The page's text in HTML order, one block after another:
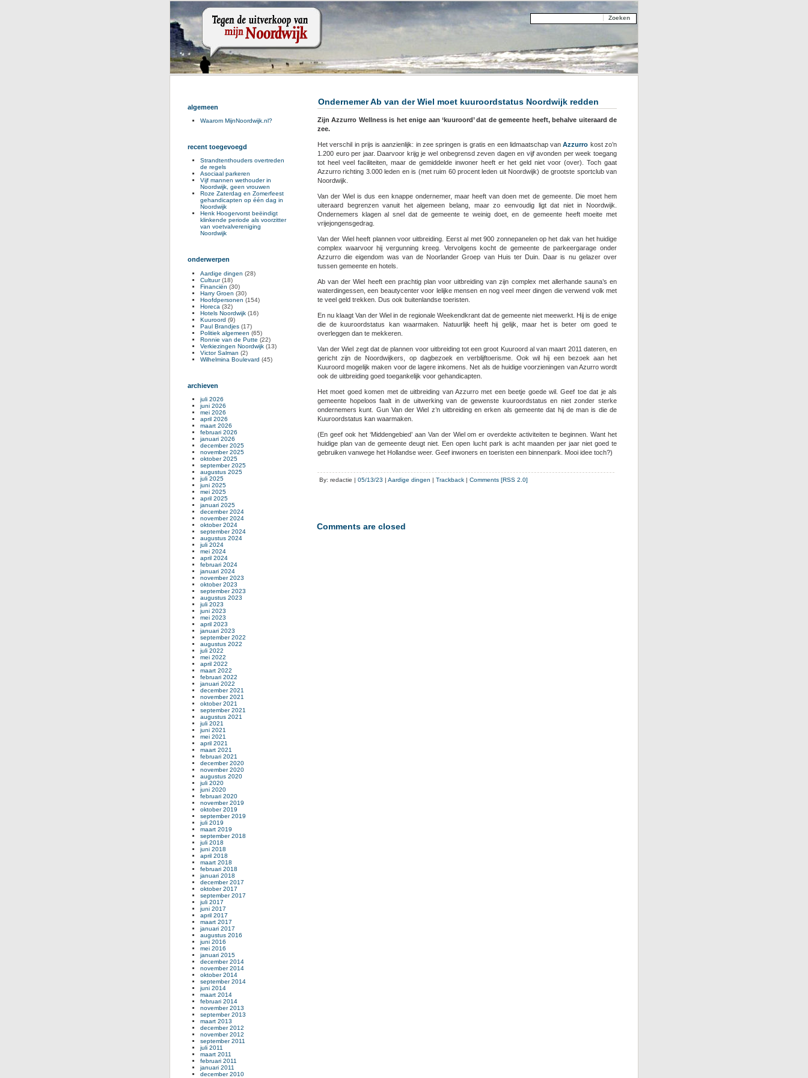
Ondernemer Ab van der Wiel moet kuuroordstatus Noordwijk redden
Zijn Azzurro Wellness is het enige aan ‘kuuroord’ dat de gemeente heeft, behalve uiteraard de
zee.
Het verschil in prijs is aanzienlijk: in zee springen is gratis en een lidmaatschap vanAzzurro kost zo’n
1.200 euro per jaar. Daarvoor krijg je wel onbegrensd zeven dagen en vijf avonden per week toegang
tot heel veel faciliteiten, maar de gemiddelde inwoner heeft er het geld niet voor (over). Toch gaat
Azzurro richting 3.000 leden en is (met ruim 60 procent leden uit Noordwijk) de grootste sportclub van
Noordwijk.
Van der Wiel is dus een knappe ondernemer, maar heeft van doen met de gemeente. Die moet hem
uiteraard begrenzen vanuit het algemeen belang, maar zo eenvoudig ligt dat niet in Noordwijk.
Ondernemers klagen al snel dat de gemeente te weinig doet, en de gemeente heeft moeite met
vrijejongensgedrag.
Van der Wiel heeft plannen voor uitbreiding. Eerst al met 900 zonnepanelen op het dak van het huidige
complex waarvoor hij vergunning kreeg. Vervolgens kocht de gemeente de parkeergarage onder
Azzurro die eigendom was van de Noorlander Groep van Huis ter Duin. Daar is nu gelazer over
tussen gemeente en hotels.
Ab van der Wiel heeft een prachtig plan voor uitbreiding van zijn complex met allerhande sauna’s en
waterdingessen, een beautycenter voor lelijke mensen en nog veel meer dingen die verwend volk met
te veel geld trekken. Dus ook buitenlandse toeristen.
En nu klaagt Van der Wiel in de regionale Weekendkrant dat de gemeente niet meewerkt. Hij is de enige
die de kuuroordstatus kan waarmaken. Natuurlijk heeft hij gelijk, maar het is beter om goed te
overleggen dan te mekkeren.
Van der Wiel zegt dat de plannen voor uitbreiding tot een groot Kuuroord al van maart 2011 dateren, en
gericht zijn de Noordwijkers, op dagbezoek en verblijftoerisme. Ook wil hij een bezoek aan het
Kuuroord mogelijk maken voor de lagere inkomens. Net als de huidige voorzieningen van Azurro wordt
ook de uitbreiding goed toegankelijk voor gehandicapten.
Het moet goed komen met de uitbreiding van Azzurro met een beetje goede wil. Geef toe dat je als
gemeente hopeloos faalt in de uitwerking van de gewenste kuuroordstatus en niet zonder sterke
ondernemers kunt. Gun Van der Wiel z’n uitbreiding en erken als gemeente dat hij de man is die de
Kuuroordstatus kan waarmaken.
(En geef ook het ‘Middengebied’ aan Van der Wiel om er overdekte activiteiten te beginnen. Want het
huidige plan van de gemeente deugt niet. Een open lucht park is acht maanden per jaar niet goed te
gebruiken vanwege het Hollandse weer. Geef inwoners en toeristen een binnenpark. Mooi idee toch?)
By: redactie | 05/13/23 | Aardige dingen | Trackback | Comments [RSS 2.0]
Comments are closed
algemeen
Waarom MijnNoordwijk.nl?
recent toegevoegd
Strandtenthouders overtreden
de regels
Asociaal parkeren
Vijf mannen wethouder in
Noordwijk, geen vrouwen
Roze Zaterdag en Zomerfeest
gehandicapten op één dag in
Noordwijk
Henk Hoogervorst beëindigt
klinkende periode als voorzitter
van voetvalvereniging
Noordwijk
onderwerpen
Aardige dingen (28)
Cultuur(18)
Financiën (30)
Harry Groen (30)
Hoofdpersonen (154)
Horeca (32)
Hotels Noordwijk (16)
Kuuroord (9)
Paul Brandjes (17)
Politiek algemeen (65)
Ronnie van de Putte (22)
Verkiezingen Noordwijk (13)
Victor Salman (2)
Wilhelmina Boulevard (45)
archieven
juli 2026
juni 2026
mei 2026
april 2026
maart 2026
februari 2026
januari 2026
december 2025
november 2025
oktober 2025
september 2025
augustus 2025
juli 2025
juni 2025
mei 2025
april 2025
januari 2025
december 2024
november 2024
oktober 2024
september 2024
augustus 2024
juli 2024
mei 2024
april 2024
februari 2024
januari 2024
november 2023
oktober 2023
september 2023
augustus 2023
juli 2023
juni 2023
mei 2023
april 2023
januari 2023
september 2022
augustus 2022
juli 2022
mei 2022
april 2022
maart 2022
februari 2022
januari 2022
december 2021
november 2021
oktober 2021
september 2021
augustus 2021
juli 2021
juni 2021
mei 2021
april 2021
maart 2021
februari 2021
december 2020
november 2020
augustus 2020
juli 2020
juni 2020
februari 2020
november 2019
oktober 2019
september 2019
juli 2019
maart 2019
september 2018
juli 2018
juni 2018
april 2018
maart 2018
februari 2018
januari 2018
december 2017
oktober 2017
september 2017
juli 2017
juni 2017
april 2017
maart 2017
januari 2017
augustus 2016
juni 2016
mei 2016
januari 2015
december 2014
november 2014
oktober 2014
september 2014
juni 2014
maart 2014
februari 2014
november 2013
september 2013
maart 2013
december 2012
november 2012
september 2011
juli 2011
maart 2011
februari 2011
januari 2011
december 2010